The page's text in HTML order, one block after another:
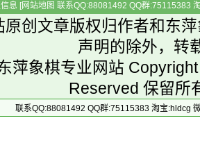
息 [网站地图 联系QQ:88081492 QQ群:75115383
原创文章版权归作者和东
声明的除外，转
萍象棋专业网站
Reserved 保留所
联系QQ:88081492 QQ群:75115383 淘宝:hldcg